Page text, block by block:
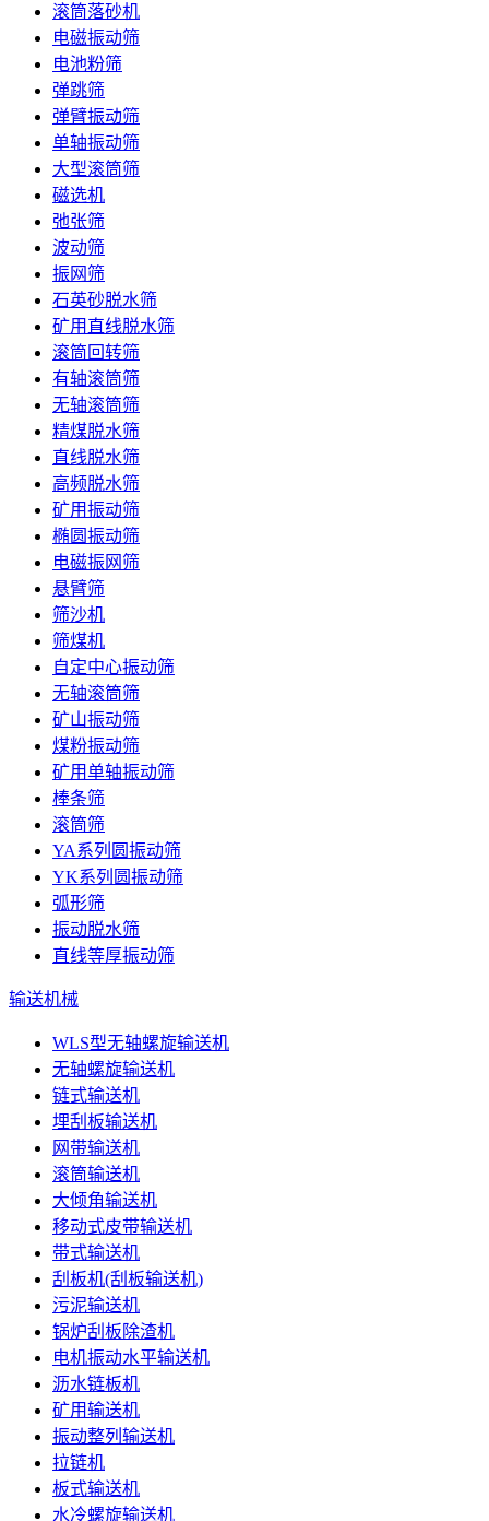
滚筒落砂机
电磁振动筛
电池粉筛
弹跳筛
弹臂振动筛
单轴振动筛
大型滚筒筛
磁选机
弛张筛
波动筛
振网筛
石英砂脱水筛
矿用直线脱水筛
滚筒回转筛
有轴滚筒筛
无轴滚筒筛
精煤脱水筛
直线脱水筛
高频脱水筛
矿用振动筛
椭圆振动筛
电磁振网筛
悬臂筛
筛沙机
筛煤机
自定中心振动筛
无轴滚筒筛
矿山振动筛
煤粉振动筛
矿用单轴振动筛
棒条筛
滚筒筛
YA系列圆振动筛
YK系列圆振动筛
弧形筛
振动脱水筛
直线等厚振动筛
输送机械
WLS型无轴螺旋输送机
无轴螺旋输送机
链式输送机
埋刮板输送机
网带输送机
滚筒输送机
大倾角输送机
移动式皮带输送机
带式输送机
刮板机(刮板输送机)
污泥输送机
锅炉刮板除渣机
电机振动水平输送机
沥水链板机
矿用输送机
振动整列输送机
拉链机
板式输送机
水冷螺旋输送机